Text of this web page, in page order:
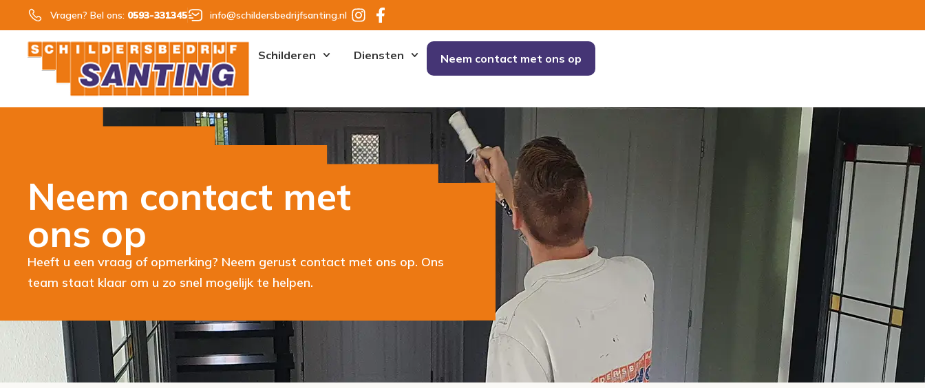
Vragen? Bel ons: 0593-331345 info@schildersbedrijfsanting.nl
Schilderen Diensten Neem contact met ons op
Neem contact met
ons op
Heeft u een vraag of opmerking? Neem gerust contact met ons op. Ons
team staat klaar om u zo snel mogelijk te helpen.